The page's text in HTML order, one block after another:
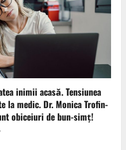
inimii acasă. Tensiunea
la medic. Dr. Monica Trofin-
obiceiuri de bun-simț!